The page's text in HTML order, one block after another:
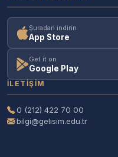
Şuradan indirin
App Store
Get it on
Google Play
İLETIŞIM
0 (212) 422 70 00
bilgi@gelisim.edu.tr